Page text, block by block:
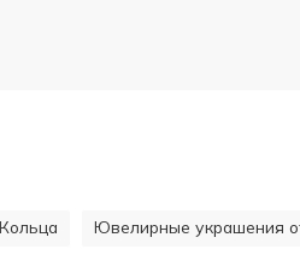
Ювелирные украшения